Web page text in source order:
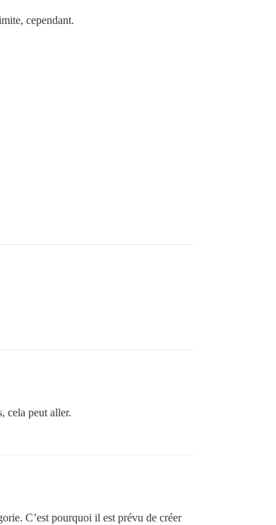
cependant.
cela peut aller.
C’est pourquoi il est prévu de créer